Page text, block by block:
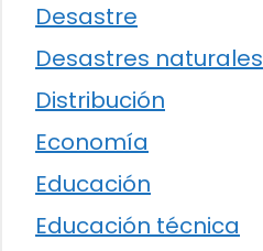
Desastre
Desastres naturales
Distribución
Economía
Educación
Educación técnica